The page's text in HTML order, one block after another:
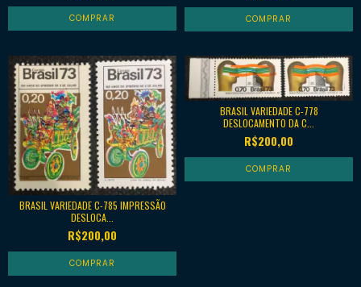
BRASIL VARIEDADE C-785 IMPRESSÃO
DESLOCA...
R$200,00
BRASIL VARIEDADE C-778
DESLOCAMENTO DA C...
R$200,00